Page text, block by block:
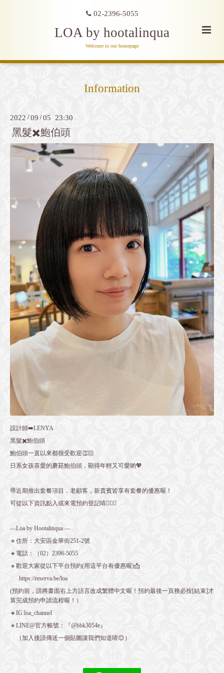
02-2396-5055
LOA by hootalinqua
Welcome to our homepage
Information
2022 /09 /05 23:30
黑髮✖️鮑伯頭
設計師➡️LENYA
黑髮✖️鮑伯頭
鮑伯頭一直以來都很受歡迎👏🏻
日系女孩喜愛的蘑菇鮑伯頭，顯得年輕又可愛喲💖
🉐近期推出套餐項目，老顧客，新貴賓皆享有套餐的優惠喔！
可從以下資訊點入或來電預約登記唷💁🏻‍♀️
—Loa by Hootalinqua —
🔹住所：大安區金華街251-2號
🔸電話：（02）2396-5055
🔹歡迎大家從以下平台預約(用這平台有優惠喔)📩
https://reserva.be/loa
(預約前，請將畫面右上方語言改成繁體中文喔！預約最後一頁務必按[結束]才
算完成預約申請流程喔！）
🔸IG:loa_channel
🔹LINE@官方帳號：『@bbk3054e』
（加入後請傳送一個貼圖讓我們知道唷😊）